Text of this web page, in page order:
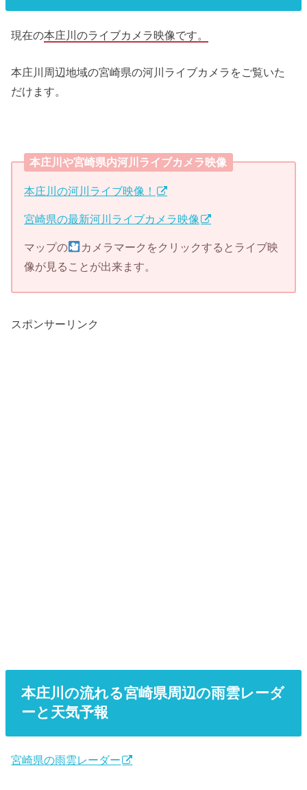
現在の本庄川のライブカメラ映像です。
本庄川周辺地域の宮崎県の河川ライブカメラをご覧いた
だけます。
本庄川や宮崎県内河川ライブカメラ映像
本庄川の河川ライブ映像！
宮崎県の最新河川ライブカメラ映像
マップの
カメラマークをクリックするとライブ映
像が見ることが出来ます。
スポンサーリンク
本庄川の流れる宮崎県周辺の雨雲レーダ
ーと天気予報
宮崎県の雨雲レーダー